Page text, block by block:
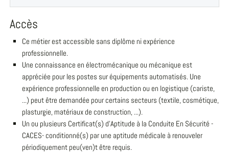
Accès
Ce métier est accessible sans diplôme ni expérience
professionnelle.
Une connaissance en électromécanique ou mécanique est
appréciée pour les postes sur équipements automatisés. Une
expérience professionnelle en production ou en logistique (cariste,
...) peut être demandée pour certains secteurs (textile, cosmétique,
plasturgie, matériaux de construction, ...).
Un ou plusieurs Certificat(s) d'Aptitude à la Conduite En Sécurité -
CACES- conditionné(s) par une aptitude médicale à renouveler
périodiquement peu(ven)t être requis.